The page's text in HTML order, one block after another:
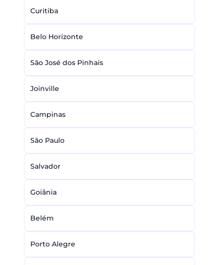
Curitiba
Belo Horizonte
São José dos Pinhais
Joinville
Campinas
São Paulo
Salvador
Goiânia
Belém
Porto Alegre